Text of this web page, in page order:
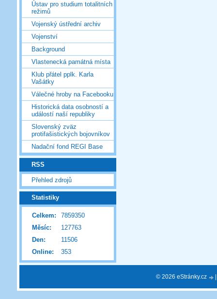
Ústav pro studium totalitních
režimů
Vojenský ústřední archiv
Vojenství
Background
Vlastenecká památná místa
Klub přátel pplk. Karla
Vašátky
Válečné hroby na Facebooku
Historická data osobností a
událostí naší republiky
Slovenský zväz
protifašistických bojovníkov
Nadační fond REGI Base
RSS
Přehled zdrojů
Statistiky
Online: 353
Celkem:
7859350
Měsíc:
127763
Den:
11506
© 2026 eStránky.cz